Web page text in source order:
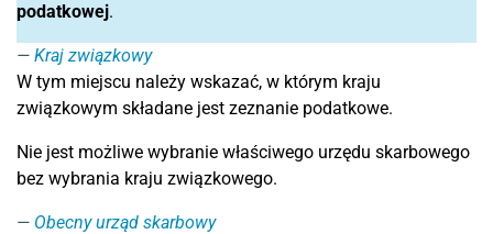
podatkowej.
Kraj związkowy
W tym miejscu należy wskazać, w którym kraju
związkowym składane jest zeznanie podatkowe.
Nie jest możliwe wybranie właściwego urzędu skarbowego
bez wybrania kraju związkowego.
Obecny urząd skarbowy